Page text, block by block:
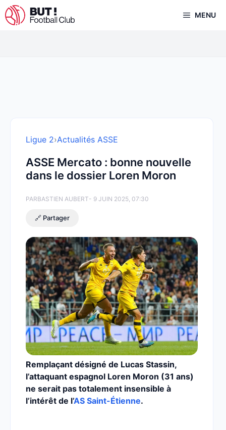
Aller
au
MENU
Ligue 2›Actualités ASSE
ASSE Mercato : bonne nouvelle
dans le dossier Loren Moron
PARBASTIEN AUBERT- 9 JUIN 2025, 07:30
🔗 Partager
Remplaçant désigné de Lucas Stassin,
l’attaquant espagnol Loren Moron (31 ans)
ne serait pas totalement insensible à
l’intérêt de l’AS Saint-Étienne.